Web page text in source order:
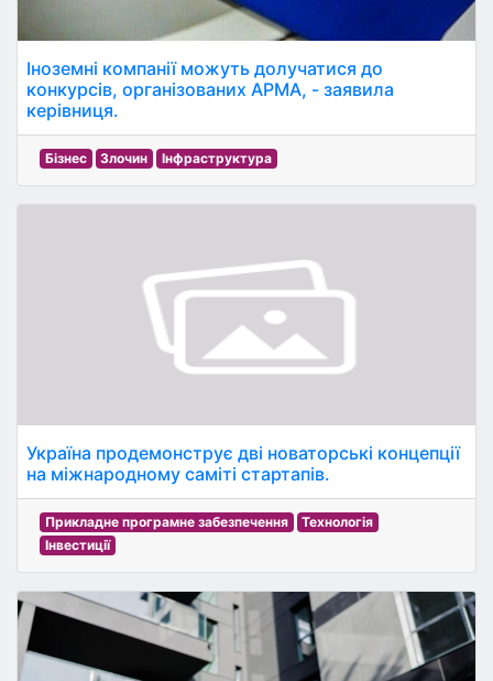
Іноземні компанії можуть долучатися до
конкурсів, організованих АРМА, - заявила
керівниця.
Бізнес Злочин Інфраструктура
Україна продемонструє дві новаторські концепції
на міжнародному саміті стартапів.
Прикладне програмне забезпечення
Технологія
Інвестиції